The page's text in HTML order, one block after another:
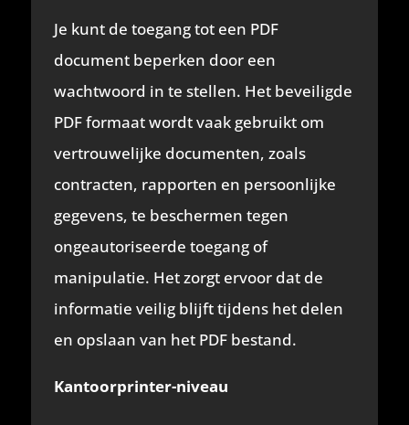
Je kunt de toegang tot een PDF
document beperken door een
wachtwoord in te stellen. Het beveiligde
PDF formaat wordt vaak gebruikt om
vertrouwelijke documenten, zoals
contracten, rapporten en persoonlijke
gegevens, te beschermen tegen
ongeautoriseerde toegang of
manipulatie. Het zorgt ervoor dat de
informatie veilig blijft tijdens het delen
en opslaan van het PDF bestand.
Kantoorprinter-niveau